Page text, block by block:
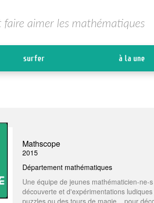
faire aimer les mathématiques
surfer à la une
Mathscope
2015
Département mathématiques
Une équipe de jeunes mathématicien-ne-
découverte et d'expérimentations
puzzles ou des tours de magie... pour